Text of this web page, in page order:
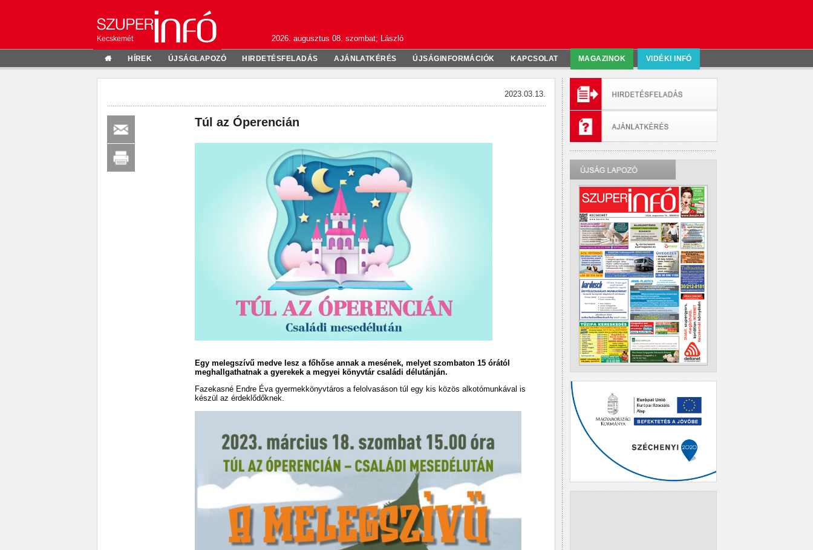
Kecskemét 2026. augusztus 08. szombat; László
HÍREK ÚJSÁGLAPOZÓ HIRDETÉSFELADÁS AJÁNLATKÉRÉS ÚJSÁGINFORMÁCIÓK KAPCSOLAT MAGAZINOK VIDÉKI INFÓ
2023.03.13.
Túl az Óperencián
Egy melegszívű medve lesz a főhőse annak a mesének, melyet szombaton 15 órától
meghallgathatnak a gyerekek a megyei könyvtár családi délutánján.
Fazekasné Endre Éva gyermekkönyvtáros a felolvasáson túl egy kis közös alkotómunkával is
készül az érdeklődőknek.